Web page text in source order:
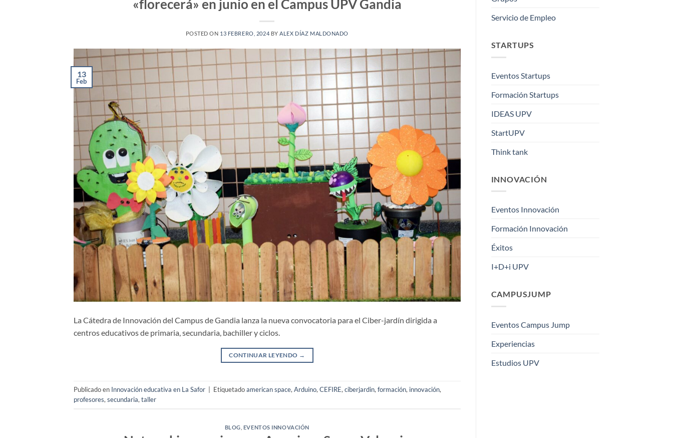
«florecerá» en junio en el Campus UPV Gandia
POSTED ON 13 FEBRERO, 2024 BYALEX DÍAZ MALDONADO
13
Feb
La Cátedra de Innovación del Campus de Gandia lanza la nueva convocatoria para el Ciber-jardín dirigida a
centros educativos de primaria, secundaria, bachiller y ciclos.
CONTINUAR LEYENDO →
Publicado en Innovación educativa en La Safor Etiquetadoamerican space, Arduino, CEFIRE, ciberjardin, formación, innovación,
profesores, secundaria, taller
BLOG EVENTOS INNOVACIÓN
Servicio de Empleo
STARTUPS
Eventos Startups
Formación Startups
IDEAS UPV
StartUPV
Think tank
INNOVACIÓN
Eventos Innovación
Formación Innovación
Éxitos
I+D+i UPV
CAMPUSJUMP
Eventos Campus Jump
Experiencias
Estudios UPV